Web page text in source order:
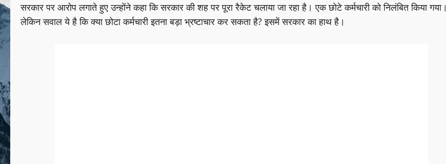
सरकार पर आरोप लगाते हुए उन्होंने कहा कि सरकार की शह पर पूरा रैकेट चलाया जा रहा है। एक छोटे कर्मचारी को निलंबित किया गया।
लेकिन सवाल ये है कि क्या छोटा कर्मचारी इतना बड़ा भ्रष्टाचार कर सकता है? इसमें सरकार का हाथ है।